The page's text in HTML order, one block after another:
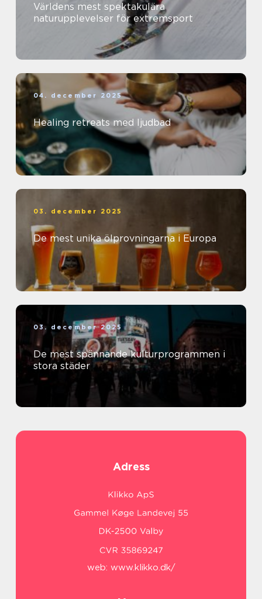
Världens mest spektakulära
naturupplevelser för extremsport
04. december 2025
Healing retreats med ljudbad
03. december 2025
De mest unika ölprovningarna i Europa
03. december 2025
De mest spännande kulturprogrammen i
stora städer
Adress
web: www.klikko.dk/